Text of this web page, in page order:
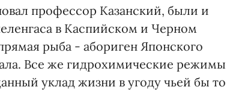
профессор Казанский, были и
в Каспийском и Черном
рыба - абориген Японского
Все же гидрохимические режимы
уклад жизни в угоду чьей бы то